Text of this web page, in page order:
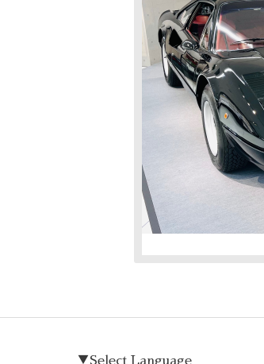
▼Select Language